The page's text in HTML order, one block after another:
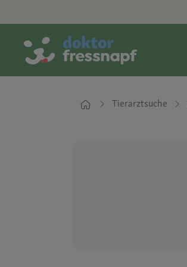
Tierarztsuche